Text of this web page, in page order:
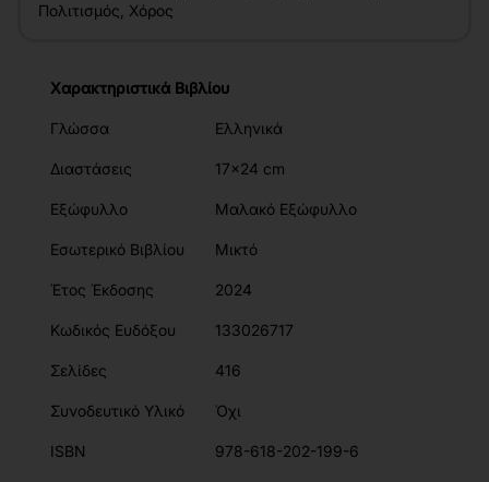
Πολιτισμός Χόρος
Χαρακτηριστικά Βιβλίου
Γλώσσα Ελληνικά
Διαστάσεις 17x24 cm
Εξώφυλλο Μαλακό Εξώφυλλο
Εσωτερικό Βιβλίου Μικτό
Έτος Έκδοσης 2024
Κωδικός Ευδόξου 133026717
Σελίδες 416
Συνοδευτικό Υλικό Όχι
ISBN 978-618-202-199-6